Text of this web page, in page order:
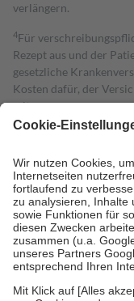
verlängern.
4Für
Rezept aus und der
gesetzliche
Kosten dafür, der
mit.
Grundsätzlich leisten
höchstens zehn Euro.
Kosten der Leistung zu
Diese Regeln gelten
Bei Heilmitteln und
Zuzahlung zehn
Verordnung.
Um das Engagement
stärken und die
fallenkeine